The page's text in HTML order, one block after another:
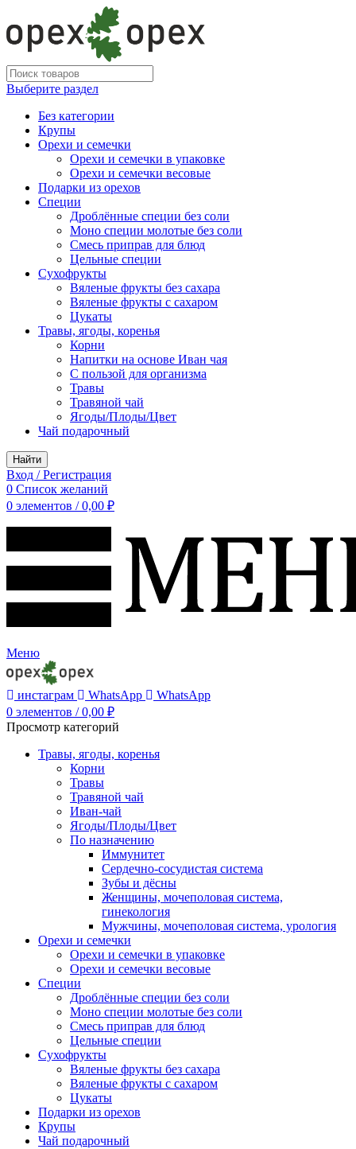
Выберите раздел
Без категории
Крупы
Орехи и семечки
Орехи и семечки в упаковке
Орехи и семечки весовые
Подарки из орехов
Специи
Дроблённые специи без соли
Моно специи молотые без соли
Смесь приправ для блюд
Цельные специи
Сухофрукты
Вяленые фрукты без сахара
Вяленые фрукты с сахаром
Цукаты
Травы, ягоды, коренья
Корни
Напитки на основе Иван чая
С пользой для организма
Травы
Травяной чай
Ягоды/Плоды/Цвет
Чай подарочный
Найти
Вход / Регистрация
0 Список желаний
0 элементов / 0,00 ₽
Меню
инстаграм WhatsApp
WhatsApp
0 элементов / 0,00 ₽
Просмотр категорий
Травы, ягоды, коренья
Корни
Травы
Травяной чай
Иван-чай
Ягоды/Плоды/Цвет
По назначению
Иммунитет
Сердечно-сосудистая система
Зубы и дёсны
Женщины, мочеполовая система,
гинекология
Мужчины, мочеполовая система, урология
Орехи и семечки
Орехи и семечки в упаковке
Орехи и семечки весовые
Специи
Дроблённые специи без соли
Моно специи молотые без соли
Смесь приправ для блюд
Цельные специи
Сухофрукты
Вяленые фрукты без сахара
Вяленые фрукты с сахаром
Цукаты
Подарки из орехов
Крупы
Чай подарочный